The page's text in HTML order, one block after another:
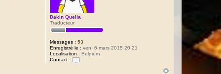
Dakin Quelia
Traducteur
Messages : 53
Enregistré le : ven. 6 mars 2015 20:21
Localisation : Belgium
Contact :